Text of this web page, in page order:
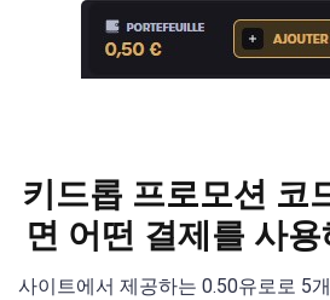
키드롭 프로모션 코
면 어떤 결제를 사
사이트에서 제공하는 0.50유로로 5